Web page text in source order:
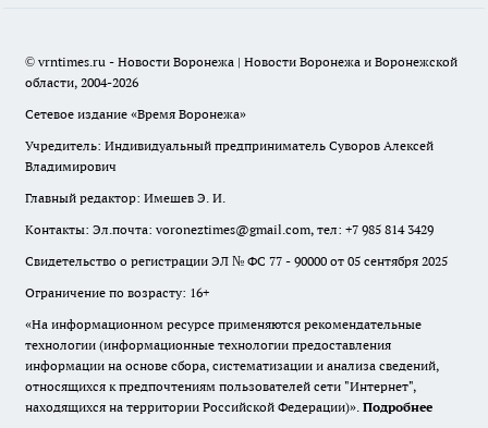
© vrntimes.ru - Новости Воронежа | Новости Воронежа и Воронежской
области, 2004-2026
Сетевое издание «Время Воронежа»
Учредитель: Индивидуальный предприниматель Суворов Алексей
Владимирович
Главный редактор: Имешев Э. И.
Контакты: Эл.почта: voroneztimes@gmail.com, тел: +7 985 814 3429
Свидетельство о регистрации ЭЛ № ФС 77 - 90000 от 05 сентября 2025
Ограничение по возрасту: 16+
«На информационном ресурсе применяются рекомендательные
технологии (информационные технологии предоставления
информации на основе сбора, систематизации и анализа сведений,
относящихся к предпочтениям пользователей сети "Интернет",
находящихся на территории Российской Федерации)». Подробнее